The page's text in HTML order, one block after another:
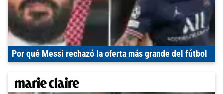
Por qué Messi rechazó la oferta más grande del fútbol